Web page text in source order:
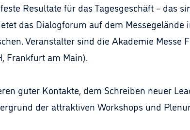
Resultate für das Tagesgeschäft – das
das Dialogforum auf dem
Veranstalter sind die Akademie Messe
Frankfurt am Main).
guter Kontakte, dem Schreiben neuer
der attraktiven Workshops und